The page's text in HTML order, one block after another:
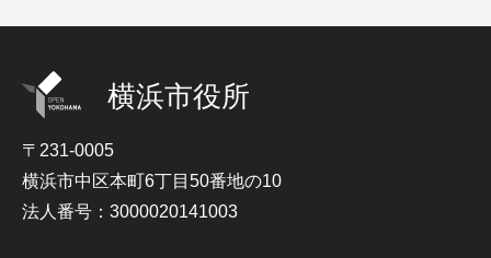
横浜市役所
〒231-0005
横浜市中区本町6丁目50番地の10
法人番号：3000020141003